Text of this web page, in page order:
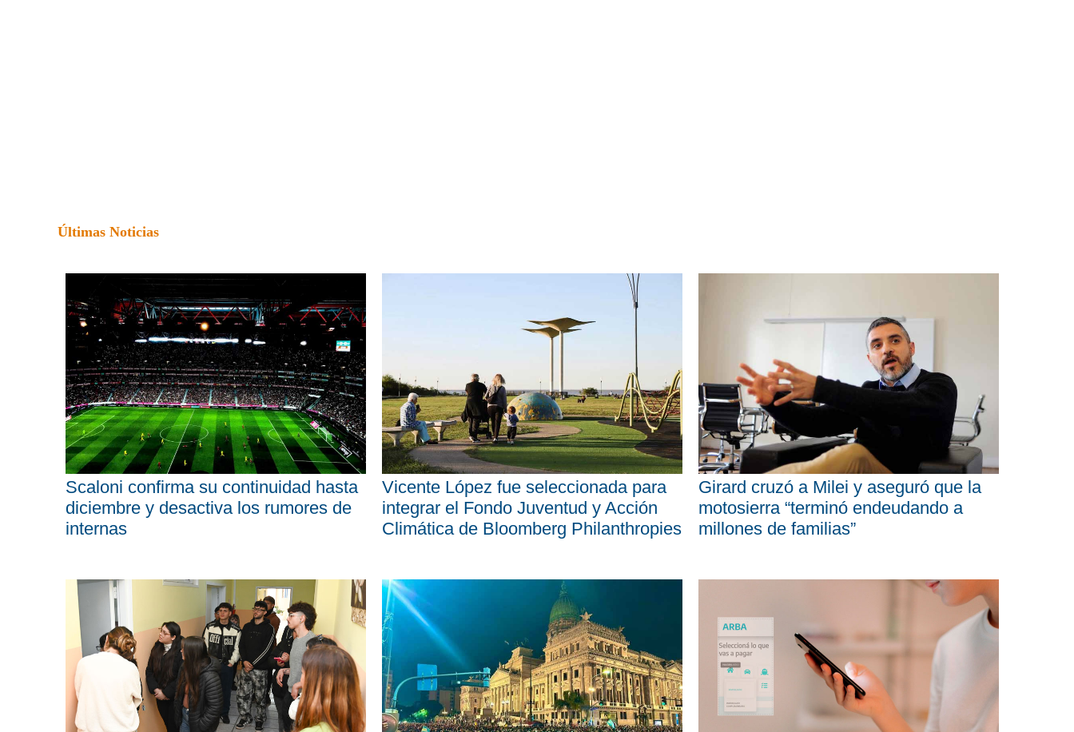
Últimas Noticias
Scaloni confirma su continuidad hasta
diciembre y desactiva los rumores de
internas
Vicente López fue seleccionada para
integrar el Fondo Juventud y Acción
Climática de Bloomberg Philanthropies
Girard cruzó a Milei y aseguró que la
motosierra “terminó endeudando a
millones de familias”